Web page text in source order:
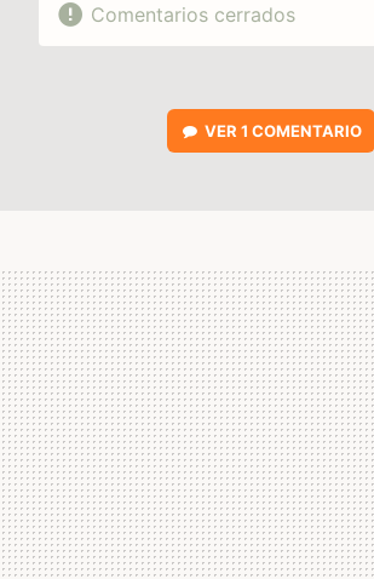
Comentarios cerrados
VER 1 COMENTARIO